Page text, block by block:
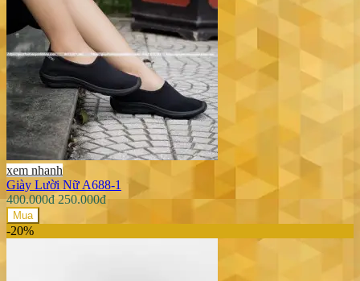
xem nhanh
Giày Lười Nữ A688-1
400.000đ 250.000đ
Mua
-20%